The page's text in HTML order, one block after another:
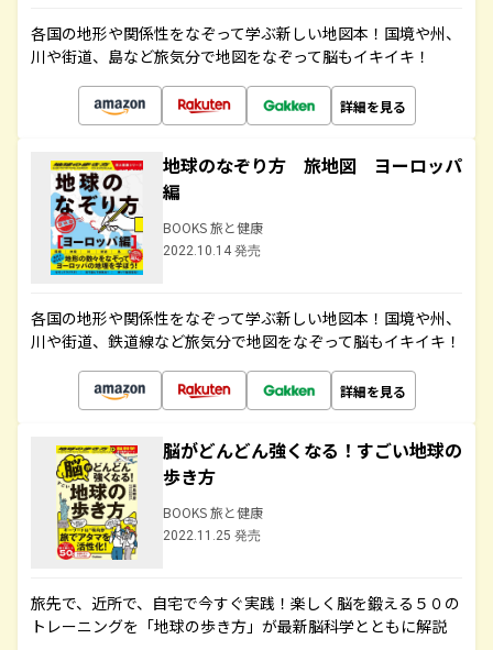
各国の地形や関係性をなぞって学ぶ新しい地図本！国境や州、
川や街道、島など旅気分で地図をなぞって脳もイキイキ！
詳細を見る
地球のなぞり方 旅地図 ヨーロッパ
編
BOOKS 旅と健康
2022.10.14 発売
各国の地形や関係性をなぞって学ぶ新しい地図本！国境や州、
川や街道、鉄道線など旅気分で地図をなぞって脳もイキイキ！
詳細を見る
脳がどんどん強くなる！すごい地球の
歩き方
BOOKS 旅と健康
2022.11.25 発売
旅先で、近所で、自宅で今すぐ実践！楽しく脳を鍛える５０の
トレーニングを「地球の歩き方」が最新脳科学とともに解説